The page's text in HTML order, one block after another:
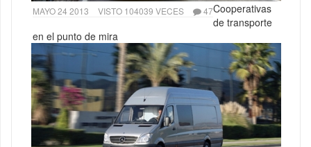
MAYO 24 2013 VISTO 104039 VECES 47Cooperativas
de transporte
en el punto de mira